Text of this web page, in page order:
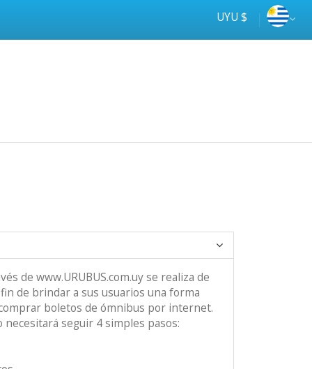
UYU $
de www.URUBUS.com.uy se realiza de
de brindar a sus usuarios una forma
boletos de ómnibus por internet.
necesitará seguir 4 simples pasos: